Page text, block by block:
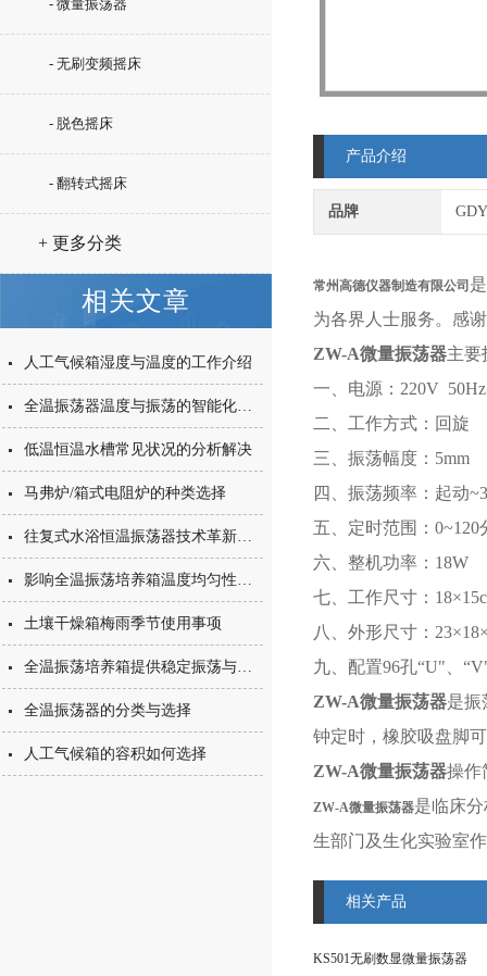
- 微量振荡器
- 无刷变频摇床
- 脱色摇床
- 翻转式摇床
+ 更多分类
相关文章
人工气候箱湿度与温度的工作介绍
全温振荡器温度与振荡的智能化数控
低温恒温水槽常见状况的分析解决
马弗炉/箱式电阻炉的种类选择
往复式水浴恒温振荡器技术革新配置升级
影响全温振荡培养箱温度均匀性的几点因素
土壤干燥箱梅雨季节使用事项
全温振荡培养箱提供稳定振荡与温度控制性能
全温振荡器的分类与选择
人工气候箱的容积如何选择
产品介绍
品牌
常州高德仪器制造有限公司
为各界人士服务。感
ZW-A微量振荡器主要
一、电源：220V 50Hz
二、工作方式：回旋
三、振荡幅度：5mm
四、振荡频率：起动
五、定时范围：0~120
六、整机功率：18W
七、工作尺寸：
八、外形尺寸：
九、配置96孔“U"、
ZW-A微量振荡器是振
钟定时，橡胶吸盘脚
ZW-A微量振荡器操作
ZW-A微量振荡器是临床
生部门及生化实验室
相关产品
KS501无刷数显微量振荡器